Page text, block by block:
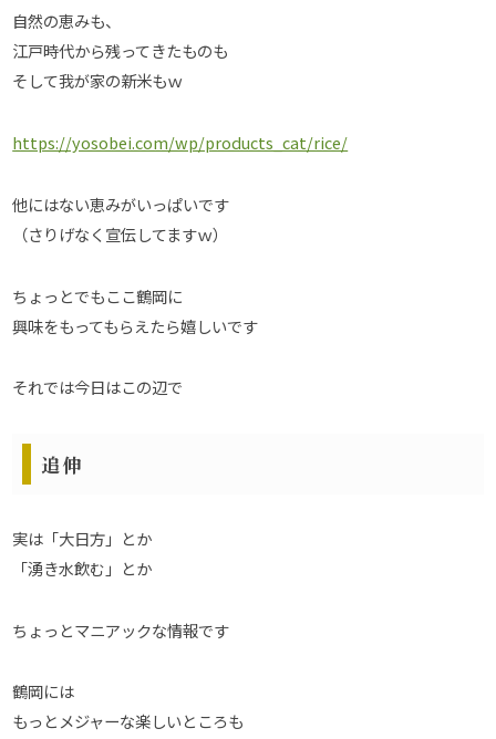
自然の恵みも、
江戸時代から残ってきたものも
そして我が家の新米もｗ
https://yosobei.com/wp/products_cat/rice/
他にはない恵みがいっぱいです
（さりげなく宣伝してますｗ）
ちょっとでもここ鶴岡に
興味をもってもらえたら嬉しいです
それでは今日はこの辺で
追伸
実は「大日方」とか
「湧き水飲む」とか
ちょっとマニアックな情報です
鶴岡には
もっとメジャーな楽しいところも